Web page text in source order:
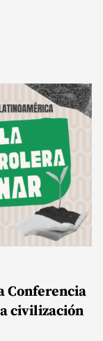
Conferencia
civilización